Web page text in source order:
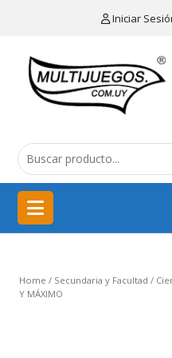
Iniciar
MENÚ
de
cocina
China
importación
Educativos
Home / Secundaria y Facultad /
Y MÁXIMO